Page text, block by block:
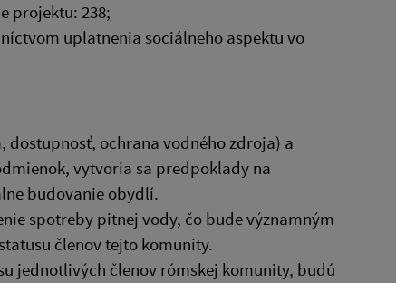
projektu: 238;
uplatnenia sociálneho aspektu vo
ochrana vodného zdroja) a
vytvoria sa predpoklady na
budovanie obydlí.
spotreby pitnej vody, čo bude významným
členov tejto komunity.
jednotlivých členov rómskej komunity, budú